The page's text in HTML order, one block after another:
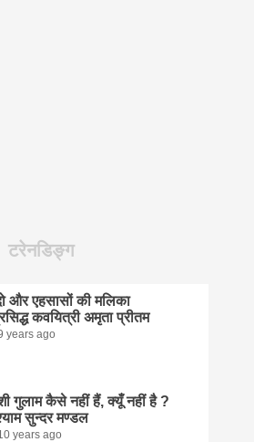
टरेनडिङ्ग
और एहसासों की मलिका
कवयित्री अमृता प्रीतम
years ago
गुलाम कैसे नहीं हैं, क्यूँ नहीं है ?
सुन्दर मण्डल
years ago